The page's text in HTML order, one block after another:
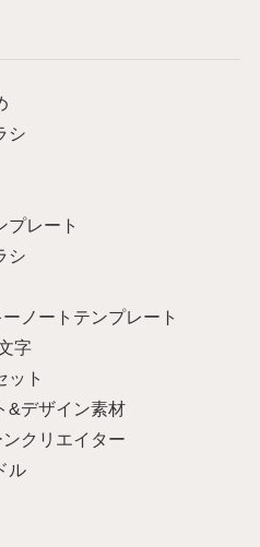
シ
プレート
シ
ノートテンプレート
字
ット
&デザイン素材
クリエイター
ル